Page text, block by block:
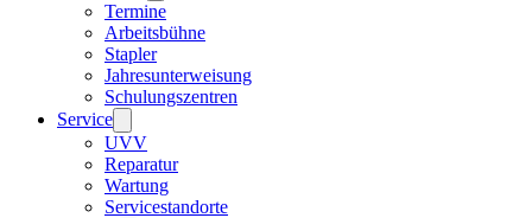
Termine
Arbeitsbühne
Stapler
Jahresunterweisung
Schulungszentren
Service
UVV
Reparatur
Wartung
Servicestandorte